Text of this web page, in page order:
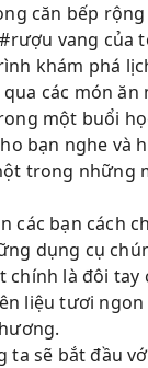
căn bếp
vang của
khám phá
các món ăn
một buổi
bạn nghe và
trong những
các bạn cách
dụng cụ
chính là đôi tay
liệu tươi
ta sẽ bắt đầu